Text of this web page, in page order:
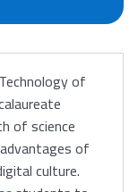
of
of science
of
culture.